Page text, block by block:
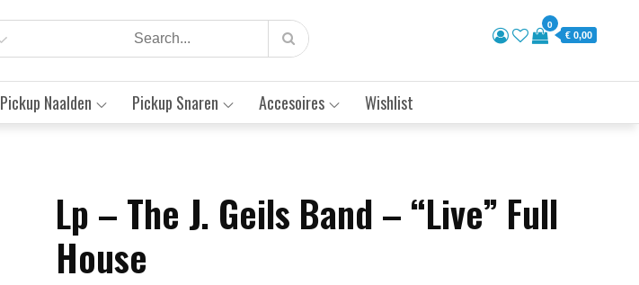
0
€ 0,00
Pickup Naalden Pickup Snaren Accesoires Wishlist
Lp – The J. Geils Band – “Live” Full
House